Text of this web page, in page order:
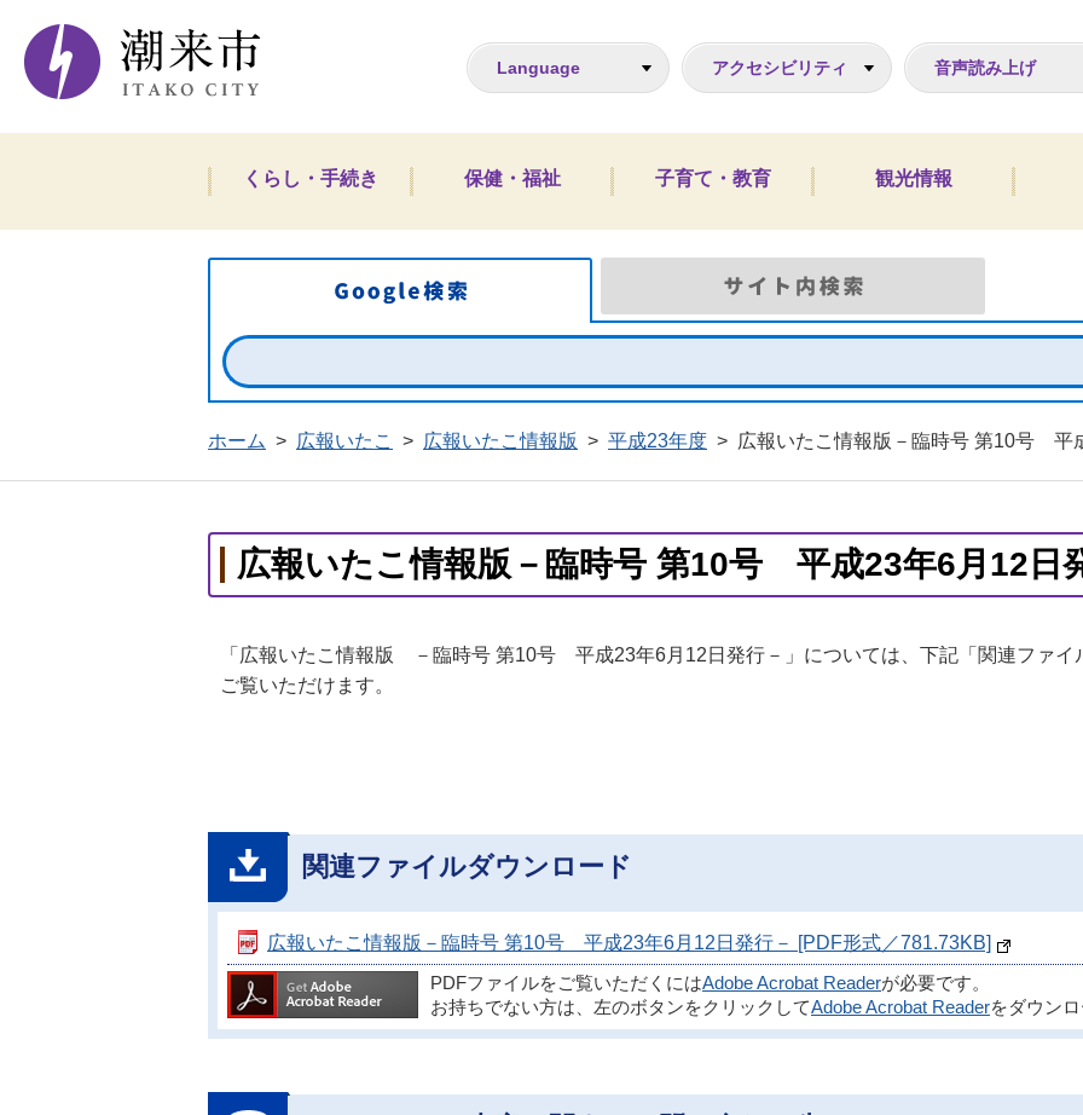
潮来市ホームページ
Language アクセシビリティ 音声読み上げ
くらし・手続き 保健・福祉 子育て・教育 観光情報
Google検索
ホーム > 広報いたこ > 広報いたこ情報版 > 平成23年度 > 広報いたこ情報版－臨時号 第10号 平
広報いたこ情報版－臨時号 第10号 平成23年6月12日
「広報いたこ情報版 －臨時号 第10号 平成23年6月12日発行－」については、下記「関連ファイ
ご覧いただけます。
関連ファイルダウンロード
広報いたこ情報版－臨時号 第10号 平成23年6月12日発行－ [PDF形式／781.73KB]
PDFファイルをご覧いただくにはAdobe Acrobat Readerが必要です。
お持ちでない方は、左のボタンをクリックしてAdobe Acrobat Readerをダウン